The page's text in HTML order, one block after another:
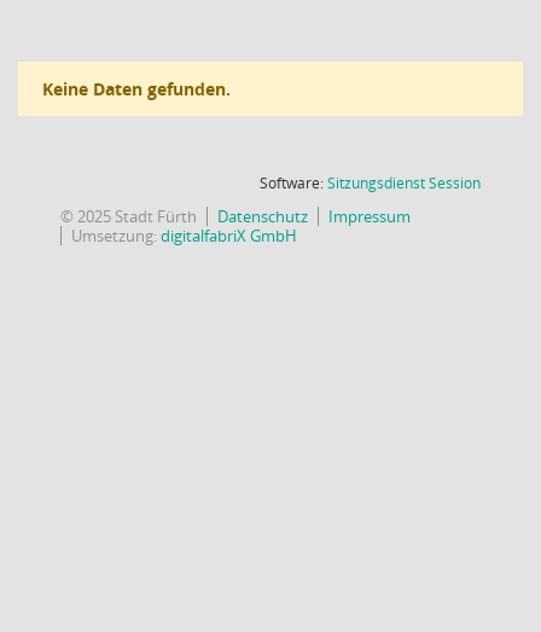
Keine Daten gefunden.
Software:SitzungsdienstSession(Wird in
© 2025 Stadt Fürth Datenschutz
Impressum
Umsetzung:digitalfabriX GmbH